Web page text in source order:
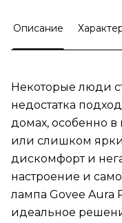
Описание
Некоторые люди
недостатка
домах, особенно в
или слишком
дискомфорт и
настроение и
лампа Govee Aura
идеальное